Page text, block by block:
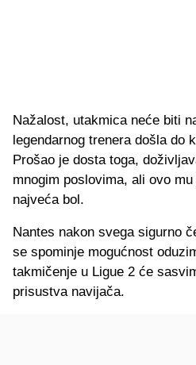
Nažalost, utakmica neće biti
legendarnog trenera došla do
Prošao je dosta toga,
mnogim poslovima, ali ovo
najveća bol.
Nantes nakon svega sigurno
se spominje mogućnost
takmičenje u Ligue 2 će
prisustva navijača.